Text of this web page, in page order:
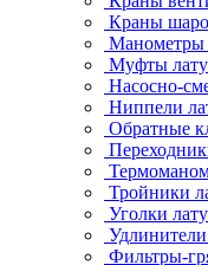
Краны
Манометры
Муфты
Насосно-
Ниппели
Обратные
Тройники
Уголки
Фильтры-